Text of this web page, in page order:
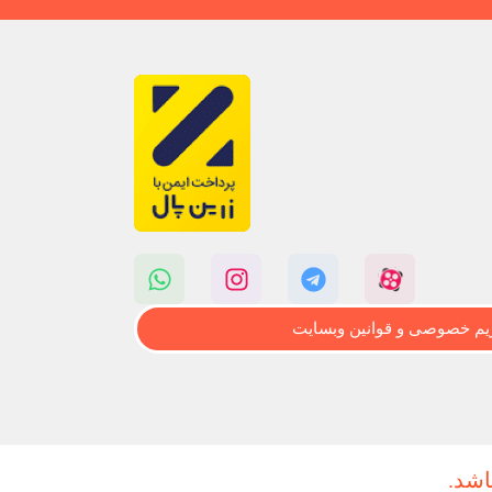
خصوصی و قوانین وبسایت